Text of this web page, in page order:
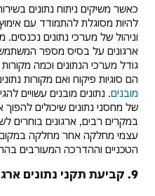
כאשר משיקים ניתוח נתונים
להיות מסוגלת להתמודד עם
וניהול של מערכי נתונים
ארגונים על בסיס מספר
גודל מערכי הנתונים וכמה
הם סוגיות פיקוח ואם מקורות
מובנים. נתונים מובנים עשויים
של מחסני נתונים שיכולים
במקרים רבים, ארגונים בוחרים
עצמי מחלקה אחר מחלקה במקום
הטכניים וההדרכה המעורבים
9. קביעת תקני נתונים ארגוניים